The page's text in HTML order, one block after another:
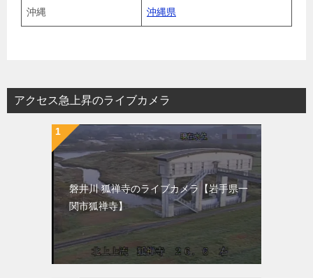
沖縄 沖縄県
アクセス急上昇のライブカメラ
磐井川 狐禅寺のライブカメラ【岩手県一
関市狐禅寺】